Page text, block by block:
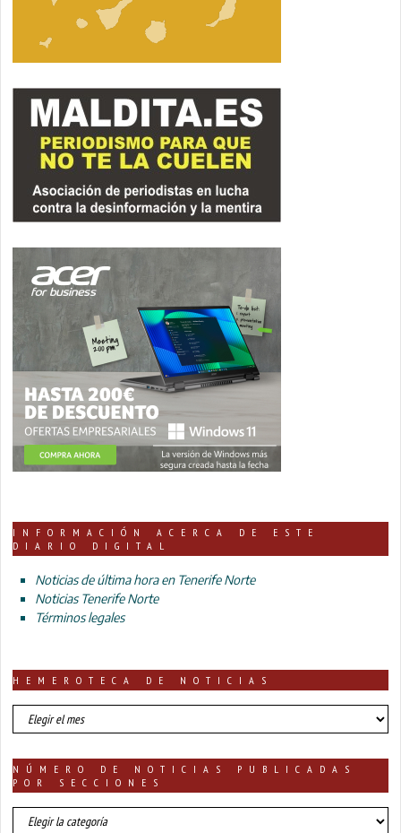
INFORMACIÓN ACERCA DE ESTE
DIARIO DIGITAL
Noticias de última hora en Tenerife Norte
Noticias Tenerife Norte
Términos legales
HEMEROTECA DE NOTICIAS
HEMEROTECA
DE
NÚMERO DE NOTICIAS PUBLICADAS
POR SECCIONES
número